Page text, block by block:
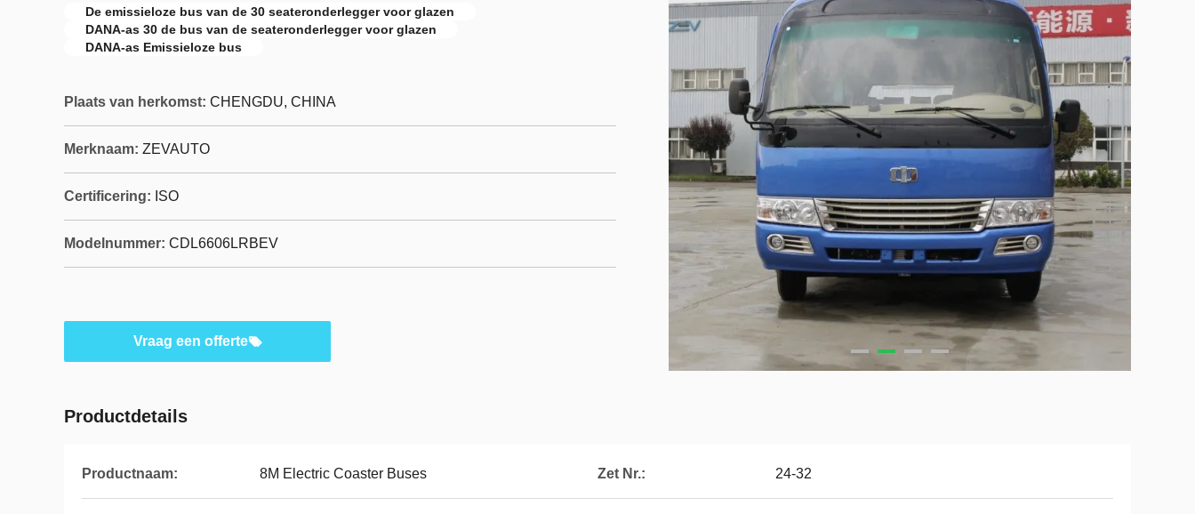
De emissieloze bus van de 30 seateronderlegger voor glazen
DANA-as 30 de bus van de seateronderlegger voor glazen
DANA-as Emissieloze bus
Plaats van herkomst: CHENGDU, CHINA
Merknaam: ZEVAUTO
Certificering: ISO
Modelnummer: CDL6606LRBEV
Vraag een offerte
Productdetails
Productnaam: 8M Electric Coaster Buses Zet Nr.: 24-32